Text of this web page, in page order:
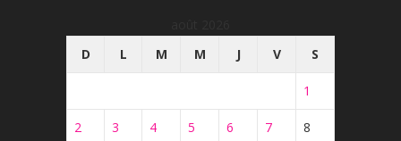
D
L M M J V S
1
2 3 4 5 6 7 8